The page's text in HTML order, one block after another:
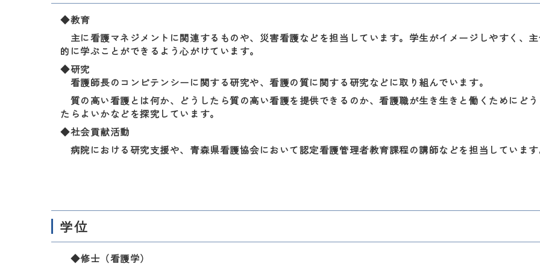
◆教育
主に看護マネジメントに関連するものや、災害看護などを担当しています。学生がイメージしやすく、
的に学ぶことができるよう心がけています。
◆研究
看護師長のコンピテンシーに関する研究や、看護の質に関する研究などに取り組んでいます。
質の高い看護とは何か、どうしたら質の高い看護を提供できるのか、看護職が生き生きと働くためにどう
たらよいかなどを探究しています。
◆社会貢献活動
病院における研究支援や、青森県看護協会において認定看護管理者教育課程の講師などを担当しています
学位
◆修士（看護学）